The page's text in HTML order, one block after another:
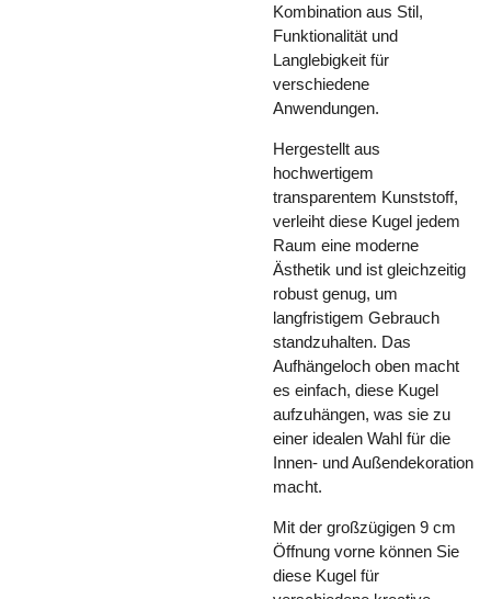
Kombination aus Stil,
Funktionalität und
Langlebigkeit für
verschiedene
Anwendungen.
Hergestellt aus
hochwertigem
transparentem Kunststoff,
verleiht diese Kugel jedem
Raum eine moderne
Ästhetik und ist gleichzeitig
robust genug, um
langfristigem Gebrauch
standzuhalten. Das
Aufhängeloch oben macht
es einfach, diese Kugel
aufzuhängen, was sie zu
einer idealen Wahl für die
Innen- und Außendekoration
macht.
Mit der großzügigen 9 cm
Öffnung vorne können Sie
diese Kugel für